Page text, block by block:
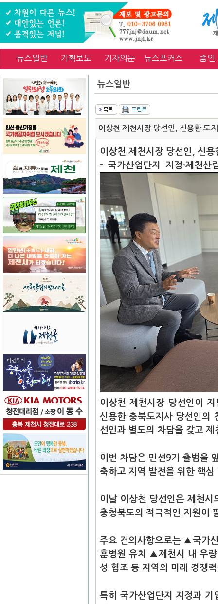
뉴스일반 기획보도 기자의눈 뉴스포커스 줌인
뉴스일반
이상천 제천시장 당선인, 신용한 도
이상천 제천시장 당선인, 신
- 국가산업단지 지정·제천
이상천 제천시장 당선인이
신용한 충북도지사 당선인의
선인과 별도의 차담을 갖고
이번 차담은 민선9기 출범을
축하고 지역 발전을 위한 핵
이날 이상천 당선인은 제천
충청북도의 적극적인 지원이
주요 건의사항으로는 ▲국가
훈병원 유치 ▲제천시 내 우
성 협조 등 지역의 미래 경쟁
특히 국가산업단지 지정과